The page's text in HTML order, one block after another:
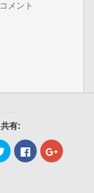
コメント
共有:
ク
リ
Facebook
で
ク
リ